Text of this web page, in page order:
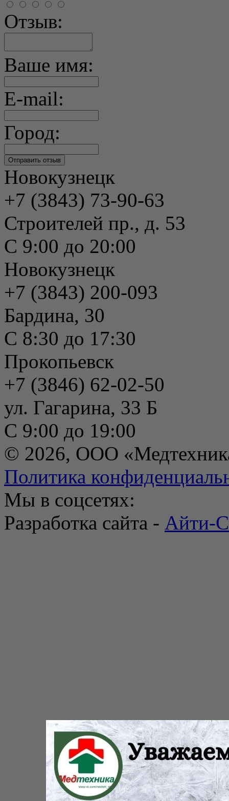
Отзыв:
Ваше имя:
E-mail:
Город:
Новокузнецк
+7 (3843) 73-90-63
Строителей пр., д. 53
С 9:00 до 20:00
Новокузнецк
+7 (3843) 200-093
Бардина, 30
С 8:30 до 17:30
Прокопьевск
+7 (3846) 62-02-50
ул. Гагарина, 33 Б
С 9:00 до 19:00
© 2026, ООО
Политика
Мы в соцсетях:
Разработка сайта - Айти-